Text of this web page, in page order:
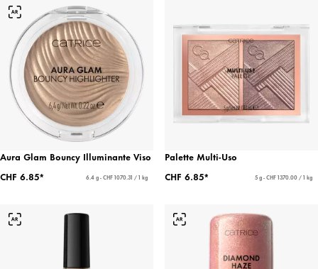
Aura Glam Bouncy Illuminante Viso
CHF 6.85*
6.4 g - CHF 1070.31 / 1 kg
Palette Multi-Uso
CHF 6.85*
5 g - CHF 1370.00 / 1 kg